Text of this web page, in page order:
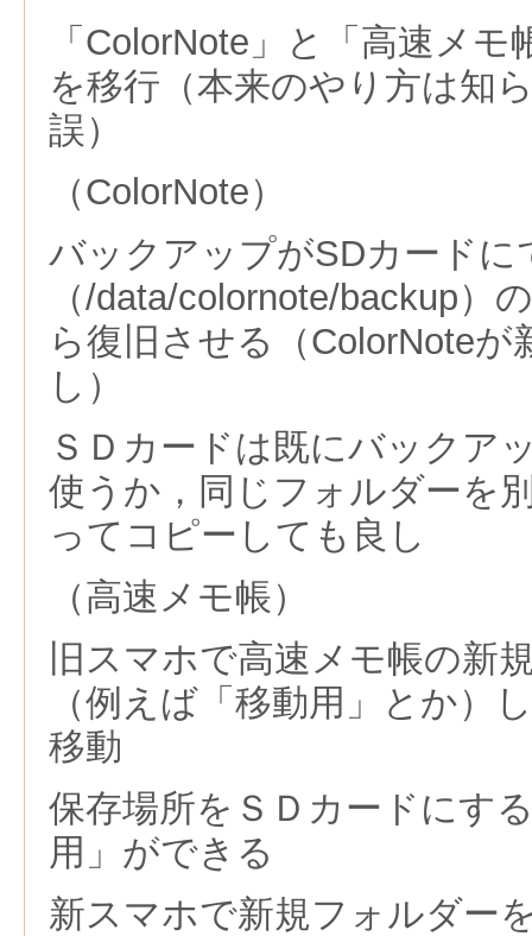
「ColorNote」と「高速メ
を移行（本来のやり方は知
誤）
（ColorNote）
バックアップがSDカードに
（/data/colornote/backup）
ら復旧させる（ColorNoteが
し）
ＳＤカードは既にバックア
使うか，同じフォルダーを
ってコピーしても良し
（高速メモ帳）
旧スマホで高速メモ帳の新
（例えば「移動用」とか）
移動
保存場所をＳＤカードにす
用」ができる
新スマホで新規フォルダー